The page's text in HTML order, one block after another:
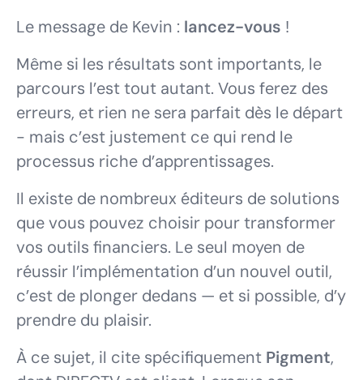
Le message de Kevin : lancez-vous !
Même si les résultats sont importants, le
parcours l’est tout autant. Vous ferez des
erreurs, et rien ne sera parfait dès le départ
- mais c’est justement ce qui rend le
processus riche d’apprentissages.
Il existe de nombreux éditeurs de solutions
que vous pouvez choisir pour transformer
vos outils financiers. Le seul moyen de
réussir l’implémentation d’un nouvel outil,
c’est de plonger dedans — et si possible, d’y
prendre du plaisir.
À ce sujet, il cite spécifiquement Pigment,